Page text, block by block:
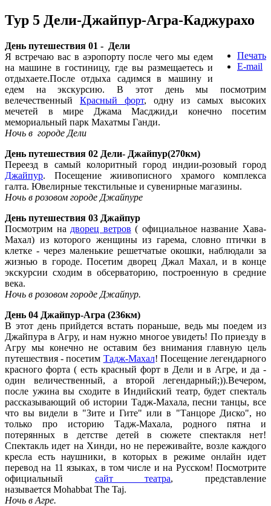
Тур 5 Дели-Джайпур-Агра-Каджурахо
Печать
E-mail
День путешествия 01 - Дели
Я встречаю вас в аэропорту после чего мы едем
на машине в гостиницу, где вы размещаетесь и
отдыхаете.После отдыха садимся в машину и
едем на экскурсию. В этот день мы посмотрим
велечественный Красный форт, одну из самых высоких
мечетей в мире Джама Масджид,и конечно посетим
мемориальный парк Махатмы Ганди.
Ночь в городе Дели
День путешествия 02 Дели- Джайпур(270км)
Переезд в самый колоритный город индии-розовый город
Джайпур. Посещение жиивописного храмого комплекса
галта. Ювелирные текстильные и сувенирные магазины.
Ночь в розовом городе Джайпуре
День путешествия 03 Джайпур
Посмотрим на дворец ветров ( официальное название Хава-
Махал) из которого женщины из гарема, словно птички в
клетке - через маленькие решетчатые окошки, наблюдали за
жизнью в городе. Посетим дворец Джал Махал, и в конце
экскурсии сходим в обсерваторию, построенную в средние
века.
Ночь в розовом городе Джайпур.
День 04 Джайпур-Агра (236км)
В этот день прийдется встать пораньше, ведь мы поедем из
Джайпура в Агру, и нам нужно многое увидеть! По приезду в
Агру мы конечно не оставим без внимания главную цель
путешествия - посетим Тадж-Махал! Посещение легендарного
красного форта ( есть красный форт в Дели и в Агре, и да -
один величественный, а второй легендарный;)).Вечером,
после ужина вы сходите в Индийский театр, будет спекталь
рассказывающий об истории Тадж-Махала, песни танцы, все
что вы видели в "Зите и Гите" или в "Танцоре Диско", но
только про историю Тадж-Махала, родного пятна и
потерянных в детстве детей в сюжете спектакля нет!
Спектакль идет на Хинди, но не переживайте, возле каждого
кресла есть наушники, в которых в режиме онлайн идет
перевод на 11 языках, в том числе и на Русском! Посмотрите
официальный сайт театра, представление
называется Mohabbat The Taj.
Ночь в Агре.